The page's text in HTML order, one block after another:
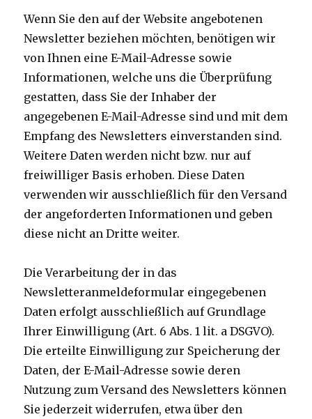
Wenn Sie den auf der Website angebotenen
Newsletter beziehen möchten, benötigen wir
von Ihnen eine E-Mail-Adresse sowie
Informationen, welche uns die Überprüfung
gestatten, dass Sie der Inhaber der
angegebenen E-Mail-Adresse sind und mit dem
Empfang des Newsletters einverstanden sind.
Weitere Daten werden nicht bzw. nur auf
freiwilliger Basis erhoben. Diese Daten
verwenden wir ausschließlich für den Versand
der angeforderten Informationen und geben
diese nicht an Dritte weiter.
Die Verarbeitung der in das
Newsletteranmeldeformular eingegebenen
Daten erfolgt ausschließlich auf Grundlage
Ihrer Einwilligung (Art. 6 Abs. 1 lit. a DSGVO).
Die erteilte Einwilligung zur Speicherung der
Daten, der E-Mail-Adresse sowie deren
Nutzung zum Versand des Newsletters können
Sie jederzeit widerrufen, etwa über den